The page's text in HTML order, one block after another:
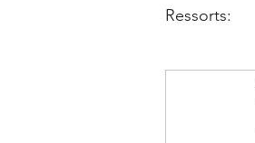
Ressorts: